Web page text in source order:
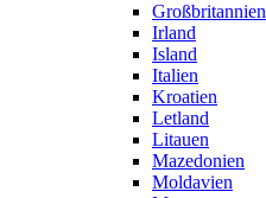
Großbritannien
Irland
Island
Italien
Kroatien
Letland
Litauen
Mazedonien
Moldavien